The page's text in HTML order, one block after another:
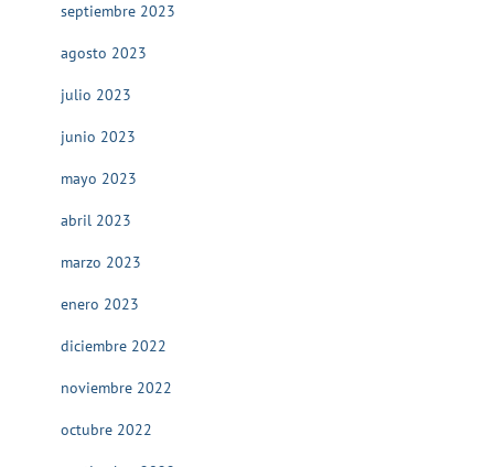
septiembre 2023
agosto 2023
julio 2023
junio 2023
mayo 2023
abril 2023
marzo 2023
enero 2023
diciembre 2022
noviembre 2022
octubre 2022